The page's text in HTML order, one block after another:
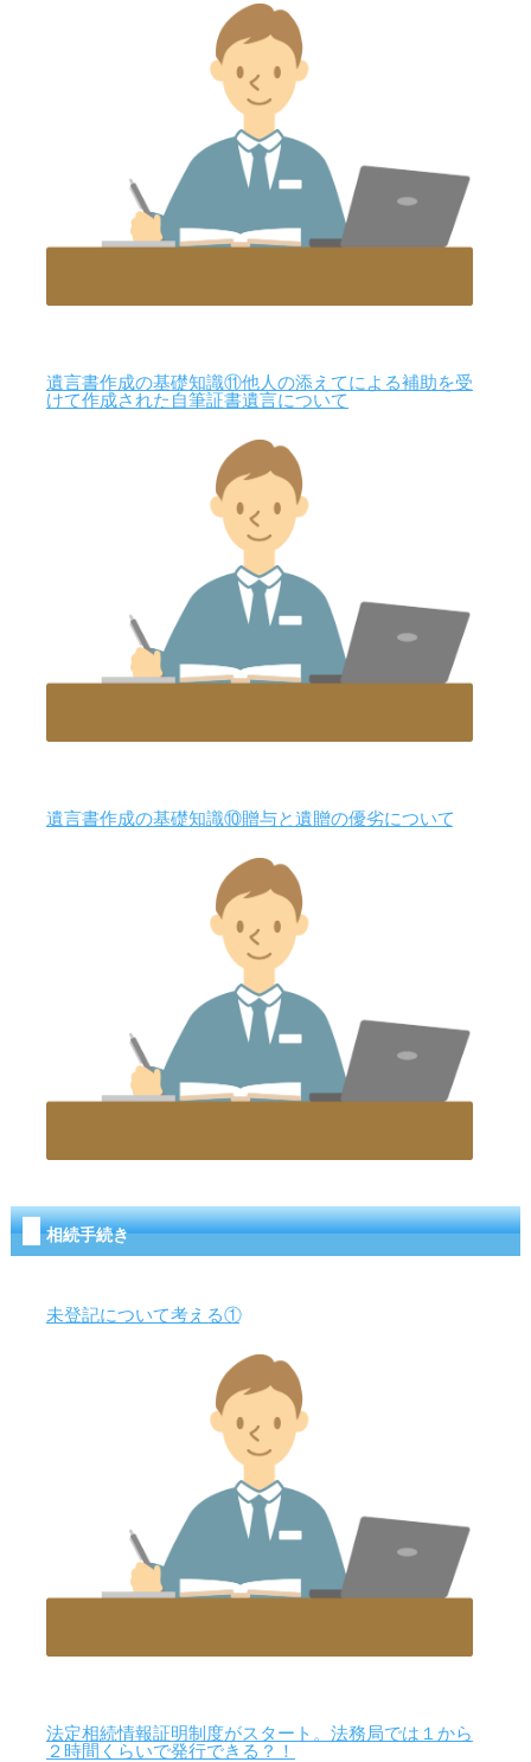
遺言書作成の基礎知識⑪他人の添えてによる補助を受
けて作成された自筆証書遺言について
遺言書作成の基礎知識⑩贈与と遺贈の優劣について
相続手続き
未登記について考える①
法定相続情報証明制度がスタート。法務局では１から
２時間くらいで発行できる？！